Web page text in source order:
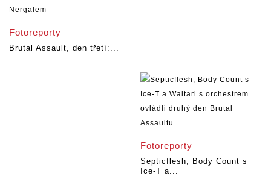
Fotoreporty
Brutal Assault, den třetí:...
Fotoreporty
Septicflesh, Body Count s
Ice-T a...